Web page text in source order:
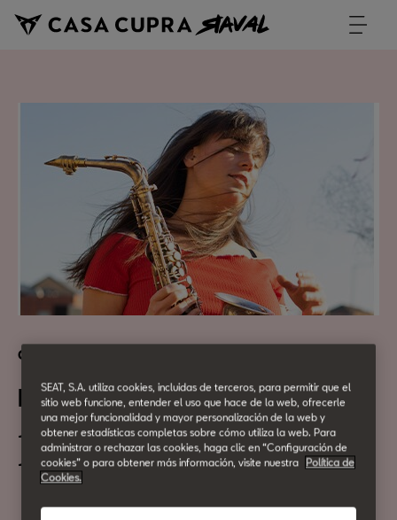
Cultura Urbana
Irene Reig Trío
12 de Noviembre
12:00h
SEAT, S.A. utiliza cookies, incluidas de terceros, para permitir que el
sitio web funcione, entender el uso que hace de la web, ofrecerle
una mejor funcionalidad y mayor personalización de la web y
obtener estadísticas completas sobre cómo utiliza la web. Para
administrar o rechazar las cookies, haga clic en “Configuración de
cookies” o para obtener más información, visite nuestra
Política de
Cookies.